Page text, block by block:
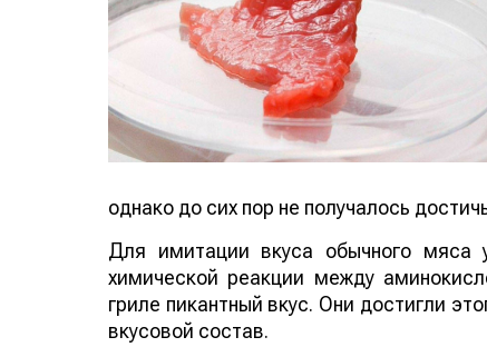
однако до сих пор не получалось
Для имитации вкуса обычного мяса
химической реакции между
гриле пикантный вкус. Они достигли
вкусовой состав.